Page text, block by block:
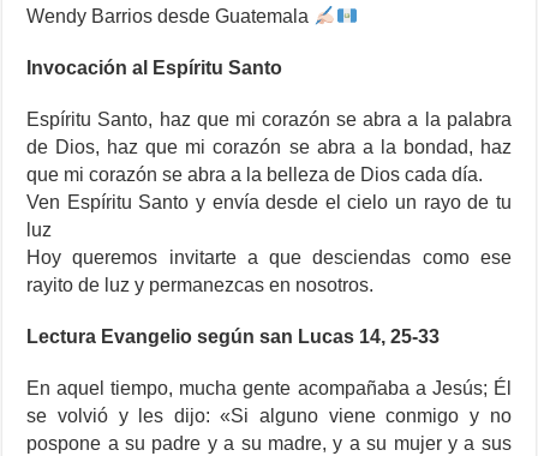
Wendy Barrios desde Guatemala
Invocación al Espíritu Santo
Espíritu Santo, haz que mi corazón se abra a la palabra
de Dios, haz que mi corazón se abra a la bondad, haz
que mi corazón se abra a la belleza de Dios cada día.
Ven Espíritu Santo y envía desde el cielo un rayo de tu
luz
Hoy queremos invitarte a que desciendas como ese
rayito de luz y permanezcas en nosotros.
Lectura Evangelio según san Lucas 14, 25-33
En aquel tiempo, mucha gente acompañaba a Jesús; Él
se volvió y les dijo: «Si alguno viene conmigo y no
pospone a su padre y a su madre, y a su mujer y a sus